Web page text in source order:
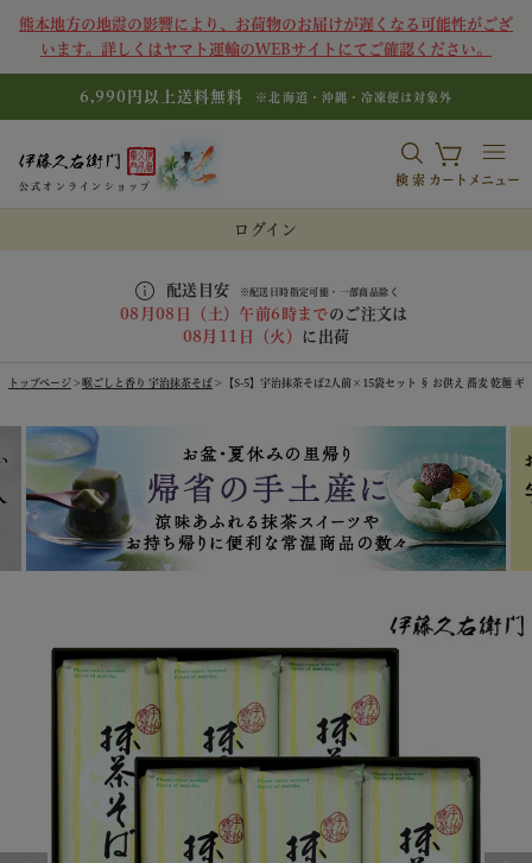
熊本地方の地震の影響により、お荷物のお届けが遅くなる可能性がござ
います。詳しくはヤマト運輸のWEBサイトにてご確認ください。
6,990円以上送料無料 ※北海道・沖縄・冷凍便は対象外
公式オンラインショップ 検索 カート メニュー
ログイン
配送目安 ※配送日時指定可能・一部商品除く
08月08日（土）午前6時までのご注文は
08月11日（火）
に出荷
トップページ 喉ごしと香り 宇治抹茶そば 【S-5】宇治抹茶そば2人前×15袋セット § お供え 蕎麦 乾麺 ギ